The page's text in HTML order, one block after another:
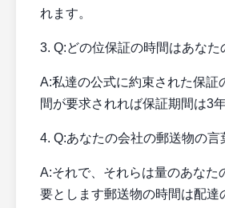
れます。
3. Q:どの位保証の時間はあなた
A:私達の公式に約束された保証
間が要求されれば保証期間は3
4. Q:あなたの会社の郵送物の言
A:それで、それらは量のあな
要とします郵送物の時間は配